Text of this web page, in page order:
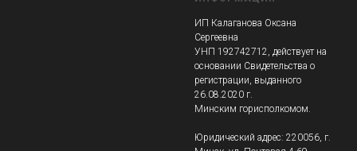
ИП Калаганова Оксана
Сергеевна
УНП 192742712, действует на
основании Свидетельства о
регистрации, выданного
26.08.2020 г.
Минским горисполкомом.
Юридический адрес: 220056, г.